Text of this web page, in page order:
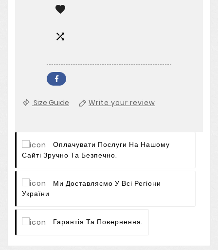


Size Guide Write your review
Оплачувати Послуги На Нашому
Сайті Зручно Та Безпечно.
Ми Доставляємо У Всі Регіони
України
Гарантія Та Повернення.